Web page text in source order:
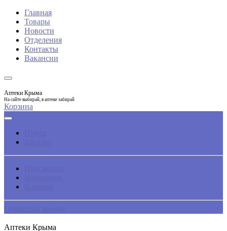
Главная
Товары
Новости
Отделения
Контакты
Вакансии
Аптеки Крыма
На сайте выбирай, в аптеке забирай
Корзина
Аптеки Крыма